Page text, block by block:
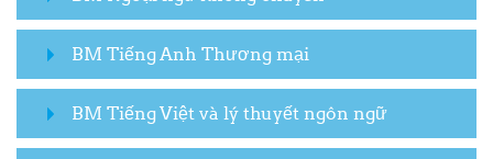
BM Tiếng Anh Thương mại
BM Tiếng Việt và lý thuyết ngôn ngữ